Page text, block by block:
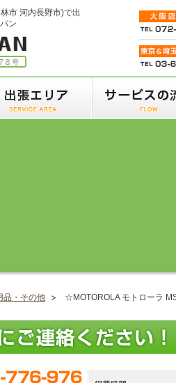
市 河内長野市)で出
ン
品・その他 ☆MOTOROLA モトローラ